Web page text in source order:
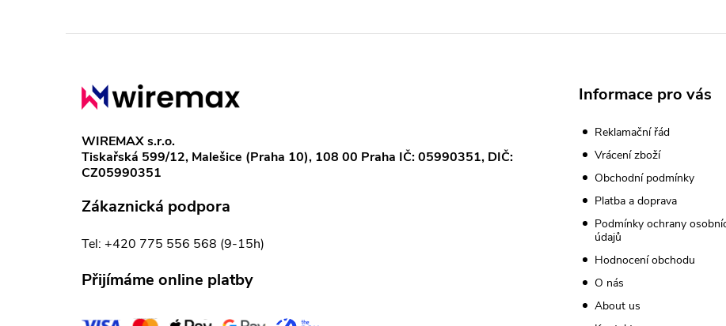
WIREMAX s.r.o.
Tiskařská 599/12, Malešice (Praha 10), 108 00 Praha IČ: 05990351, DIČ:
CZ05990351
Zákaznická podpora
Tel: +420 775 556 568 (9-15h)
Přijímáme online platby
Informace pro vás
Reklamační řád
Vrácení zboží
Obchodní podmínky
Platba a doprava
Podmínky ochrany
údajů
Hodnocení obchodu
O nás
About us